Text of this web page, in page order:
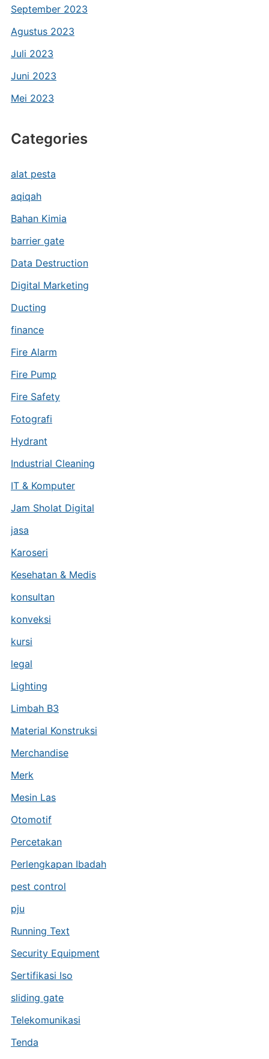
September 2023
Agustus 2023
Juli 2023
Juni 2023
Mei 2023
Categories
alat pesta
aqiqah
Bahan Kimia
barrier gate
Data Destruction
Digital Marketing
Ducting
finance
Fire Alarm
Fire Pump
Fire Safety
Fotografi
Hydrant
Industrial Cleaning
IT & Komputer
Jam Sholat Digital
jasa
Karoseri
Kesehatan & Medis
konsultan
konveksi
kursi
legal
Lighting
Limbah B3
Material Konstruksi
Merchandise
Merk
Mesin Las
Otomotif
Percetakan
Perlengkapan Ibadah
pest control
pju
Running Text
Security Equipment
Sertifikasi Iso
sliding gate
Telekomunikasi
Tenda